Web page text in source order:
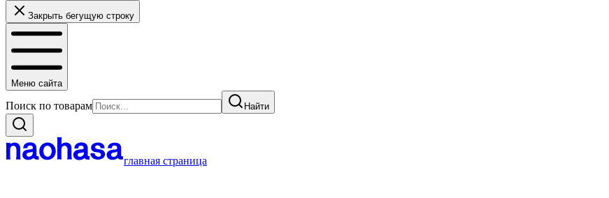
Закрыть бегущую строку
Меню сайта
Поиск по товарам Найти
главная страница